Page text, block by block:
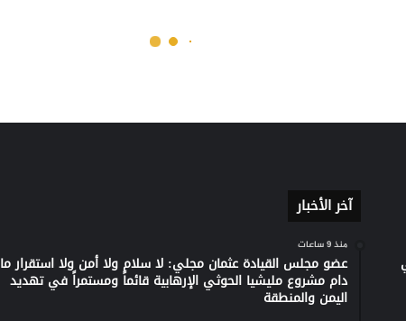
آخر الأخبار
منذ 9 ساعات
عضو مجلس القيادة عثمان مجلي: لا سلام ولا أمن ولا استقرار ما
دام مشروع مليشيا الحوثي الإرهابية قائماً ومستمراً في تهديد
اليمن والمنطقة